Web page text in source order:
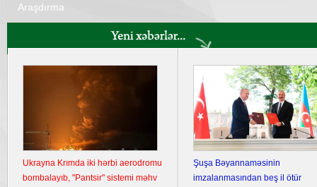
Araşdırma
Ukrayna Krımda iki hərbi aerodromu
bombalayıb, "Pantsir" sistemi məhv
Şuşa Bəyannaməsinin
imzalanmasından beş il ötür